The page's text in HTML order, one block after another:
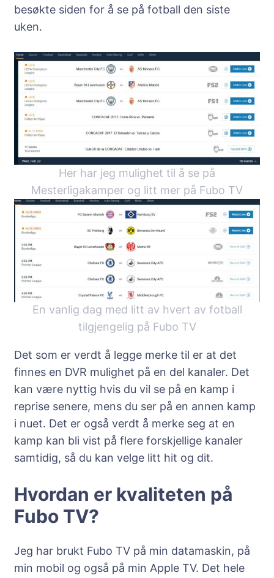
besøkte siden for å se på fotball den siste
uken.
Her har jeg mulighet til å se på
Mesterligakamper og litt mer på Fubo TV
En vanlig dag med litt av hvert av fotball
tilgjengelig på Fubo TV
Det som er verdt å legge merke til er at det
finnes en DVR mulighet på en del kanaler. Det
kan være nyttig hvis du vil se på en kamp i
reprise senere, mens du ser på en annen kamp
i nuet. Det er også verdt å merke seg at en
kamp kan bli vist på flere forskjellige kanaler
samtidig, så du kan velge litt hit og dit.
Hvordan er kvaliteten på
Fubo TV?
Jeg har brukt Fubo TV på min datamaskin, på
min mobil og også på min Apple TV. Det hele